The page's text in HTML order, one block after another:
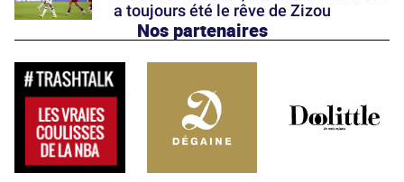
a toujours été le rêve de Zizou
Nos partenaires